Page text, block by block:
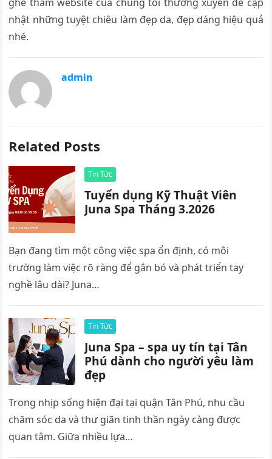
nhật những tuyệt chiêu làm đẹp da, đẹp dáng hiệu quả
nhé.
admin
Related Posts
Tin Tức
Tuyển dụng Kỹ Thuật Viên
Juna Spa Tháng 3.2026
Bạn đang tìm một công việc spa ổn định, có môi
trường làm việc rõ ràng để gắn bó và phát triển tay
nghề lâu dài? Juna…
Tin Tức
Juna Spa – spa uy tín tại Tân
Phú dành cho người yêu làm
đẹp
Trong nhịp sống hiện đại tại quận Tân Phú, nhu cầu
chăm sóc da và thư giãn tinh thần ngày càng được
quan tâm. Giữa nhiều lựa…